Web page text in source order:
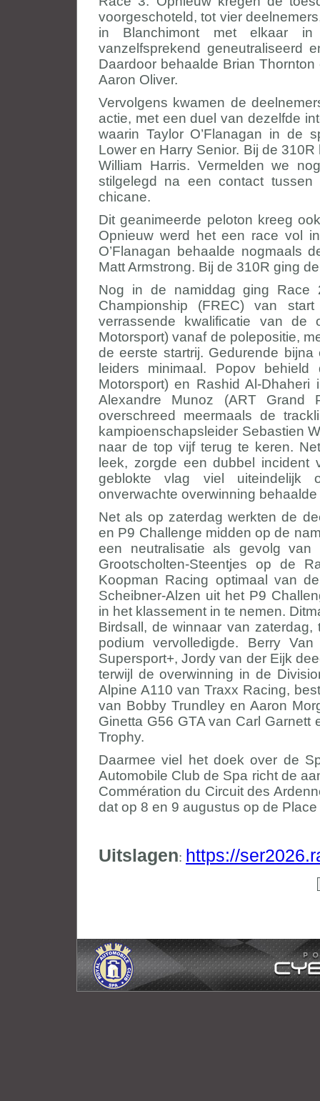
voorgeschoteld, tot vier
in Blanchimont met elkaar in
vanzelfsprekend geneutraliseerd
Daardoor behaalde Brian
Aaron Oliver.
Vervolgens kwamen de
actie, met een duel van dezelfde
waarin Taylor O’Flanagan in de
Lower en Harry Senior. Bij de
William Harris. Vermelden we
stilgelegd na een contact
chicane.
Dit geanimeerde peloton kreeg
Opnieuw werd het een race vol
O’Flanagan behaalde nogmaals
Matt Armstrong. Bij de 310R ging
Nog in de namiddag ging Race
Championship (FREC) van
verrassende kwalificatie van de
Motorsport) vanaf de polepositie,
de eerste startrij. Gedurende
leiders minimaal. Popov
Motorsport) en Rashid Al-
Alexandre Munoz (ART Grand
overschreed meermaals de
kampioenschapsleider Sebastien
naar de top vijf terug te keren.
leek, zorgde een dubbel
geblokte vlag viel uiteindelijk
onverwachte overwinning
Net als op zaterdag werkten de
en P9 Challenge midden op de
een neutralisatie als gevolg
Grootscholten-Steentjes op de
Koopman Racing optimaal van
Scheibner-Alzen uit het P9
in het klassement in te nemen.
Birdsall, de winnaar van
podium vervolledigde. Berry
Supersport+, Jordy van der Eijk
terwijl de overwinning in de
Alpine A110 van Traxx Racing,
van Bobby Trundley en Aaron
Ginetta G56 GTA van Carl
Trophy.
Daarmee viel het doek over de
Automobile Club de Spa richt de
Commération du Circuit des
dat op 8 en 9 augustus op de
Uitslagen: https://